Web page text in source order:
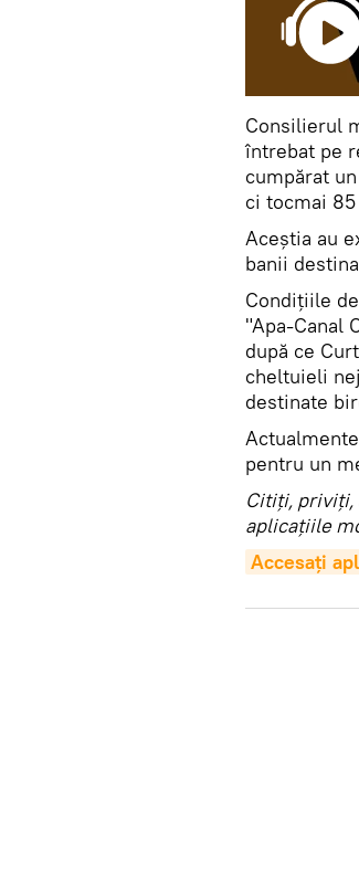
Consilierul
întrebat pe
cumpărat
ci tocmai
Aceștia au
banii
Condițiile
"Apa-Canal
după ce
cheltuieli
destinate
pentru un
Citiţi, priviţi,
aplicaţiile
Accesaţi